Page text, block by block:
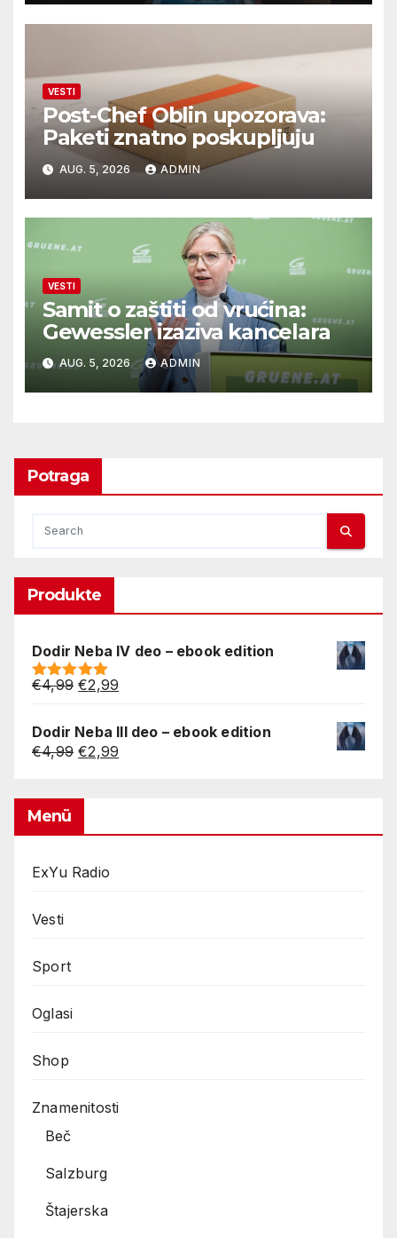
VESTI
Post-Chef Oblin upozorava:
Paketi znatno poskupljuju
AUG. 5, 2026 ADMIN
VESTI
Samit o zaštiti od vrućina:
Gewessler izaziva kancelara
AUG. 5, 2026 ADMIN
Potraga
Produkte
Dodir Neba IV deo – ebook edition
Rated5.00
€4,99 Original
was:
€4,99.
€2,99
is:
€2,99.
Dodir Neba III deo – ebook edition
€4,99 Original
€2,99
Menü
ExYu Radio
Vesti
Sport
Oglasi
Shop
Znamenitosti
Beč
Salzburg
Štajerska